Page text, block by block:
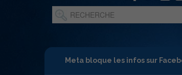
Meta bloque les infos sur